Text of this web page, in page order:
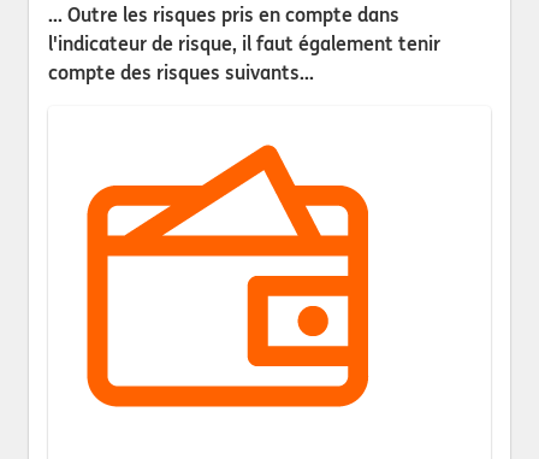
... Outre les risques pris en compte dans
l'indicateur de risque, il faut également tenir
compte des risques suivants...